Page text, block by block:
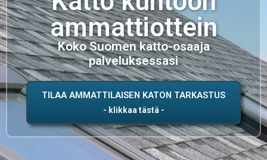
ammattiottein
Koko Suomen katto-osaaja
palveluksessasi
TILAA AMMATTILAISEN KATON TARKASTUS